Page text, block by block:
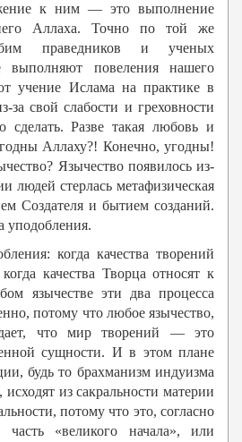
к ним — это выполнение
Аллаха. Точно по той же
праведников и ученых
повеления нашего
учение Ислама на практике в
свой слабости и греховности
сделать. Разве такая любовь и
Аллаху?! Конечно, угодны!
Язычество появилось из-
людей стерлась метафизическая
Создателя и бытием созданий.
уподобления.
когда качества творений
качества Творца относят к
язычестве эти два процесса
потому что любое язычество,
что мир творений — это
сущности. И в этом плане
будь то брахманизм индуизма
из сакральности материи
потому что это, согласно
часть «великого начала», или